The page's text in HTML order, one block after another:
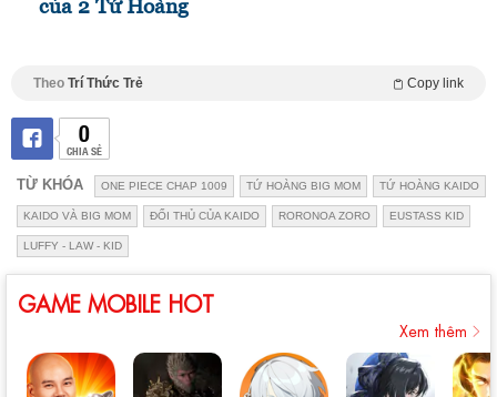
của 2 Tứ Hoàng
Theo Trí Thức Trẻ Copy link
0
CHIA SẺ
TỪ KHÓA ONE PIECE CHAP 1009 TỨ HOÀNG BIG MOM TỨ HOÀNG KAIDO
KAIDO VÀ BIG MOM ĐỐI THỦ CỦA KAIDO RORONOA ZORO EUSTASS KID
LUFFY - LAW - KID
GAME MOBILE HOT
Xem thêm